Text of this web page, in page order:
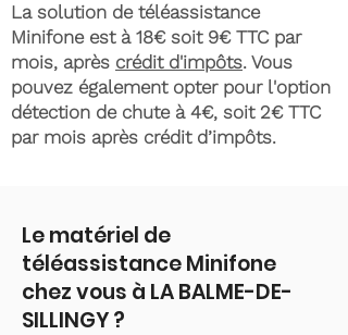
La solution de téléassistance
Minifone est à 18€ soit 9€ TTC par
mois, après crédit d'impôts. Vous
pouvez également opter pour l'option
détection de chute à 4€, soit 2€ TTC
par mois après crédit d’impôts.
Le matériel de
téléassistance Minifone
chez vous à LA BALME-DE-
SILLINGY ?